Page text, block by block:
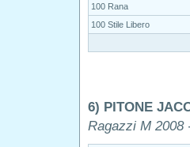
100 Rana
100 Stile Libero
6) PITONE
Ragazzi M 2008